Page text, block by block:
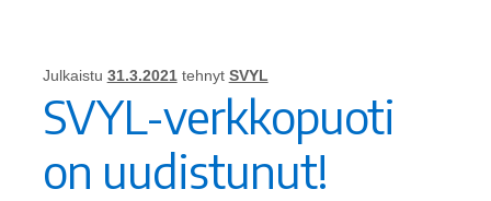
Julkaistu 31.3.2021 tehnyt SVYL
SVYL-verkkopuoti
on uudistunut!